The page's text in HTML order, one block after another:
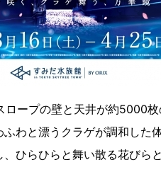
ープの壁と天井が約5000
わと漂うクラゲが調和した
ひらひらと舞い散る花びら